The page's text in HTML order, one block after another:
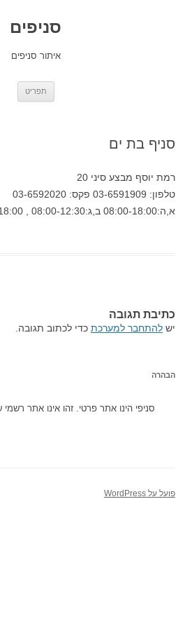
סניפים
איתור סניפים
תפריט
סניף בת ים
רמת יוסף מבצע סיני 20
טלפון: 03-6591909 פקס: 03-6592020
א,ה:08:00-18:00 ב,ג:08:00-12:30 , 15:30-18:00 ד:08:00-
כתיבת תגובה
יש להתחבר למערכת כדי לכתוב תגובה.
הבהרה
סניפי הינו אתר פרטי. זהו אינו אתר
פועל על WordPress